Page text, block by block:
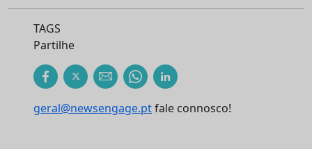
TAGS
Partilhe
geral@newsengage.ptfale connosco!